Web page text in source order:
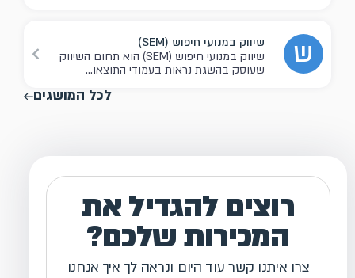
ש
שיווק במנועי חיפוש (SEM)
שיווק במנועי חיפוש (SEM) הוא תחום השיווק
שעוסק בהשגת נראות בעמודי התוצאו...
לכל המושגים
רוצים להגדיל את
המכירות שלכם?
צרו איתנו קשר עוד היום ונראה לך איך אנחנו